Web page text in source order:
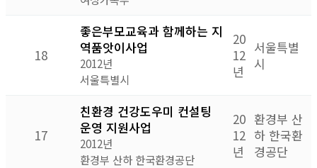
18
좋은부모교육과 함께하는 지
역품앗이사업
2012년
서울특별시
20
12
년
서울특별
시
17
친환경 건강도우미 컨설팅
운영 지원사업
2012년
환경부 산하 한국환경공단
20
12
년
환경부 산
하 한국환
경공단